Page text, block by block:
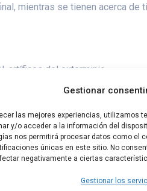
Gestionar
las mejores experiencias, utilizamos
y/o acceder a la información del
nos permitirá procesar datos como el
únicas en este sitio. No
negativamente a ciertas
Gestionar los
mientras se tienen acerca de
artífices del exterminio.
he hablado.